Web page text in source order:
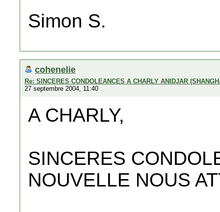
Simon S.
cohenelie
Re: SINCERES CONDOLEANCES A CHARLY ANIDJAR
27 septembre 2004, 11:40
A CHARLY,
SINCERES
NOUVELLE NOUS